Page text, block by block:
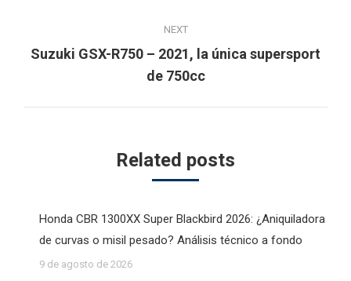
NEXT
Next
post:
Suzuki GSX-R750 – 2021, la única supersport
de 750cc
Related posts
Honda CBR 1300XX Super Blackbird 2026: ¿Aniquiladora
de curvas o misil pesado? Análisis técnico a fondo
9 de agosto de 2026